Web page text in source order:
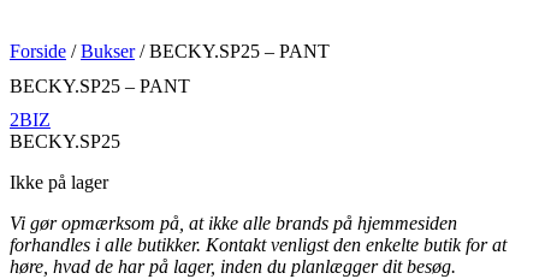
Forside /Bukser/ BECKY.SP25 – PANT
BECKY.SP25 – PANT
2BIZ
BECKY.SP25
Ikke på lager
Vi gør opmærksom på, at ikke alle brands på hjemmesiden
forhandles i alle butikker. Kontakt venligst den enkelte butik for at
høre, hvad de har på lager, inden du planlægger dit besøg.